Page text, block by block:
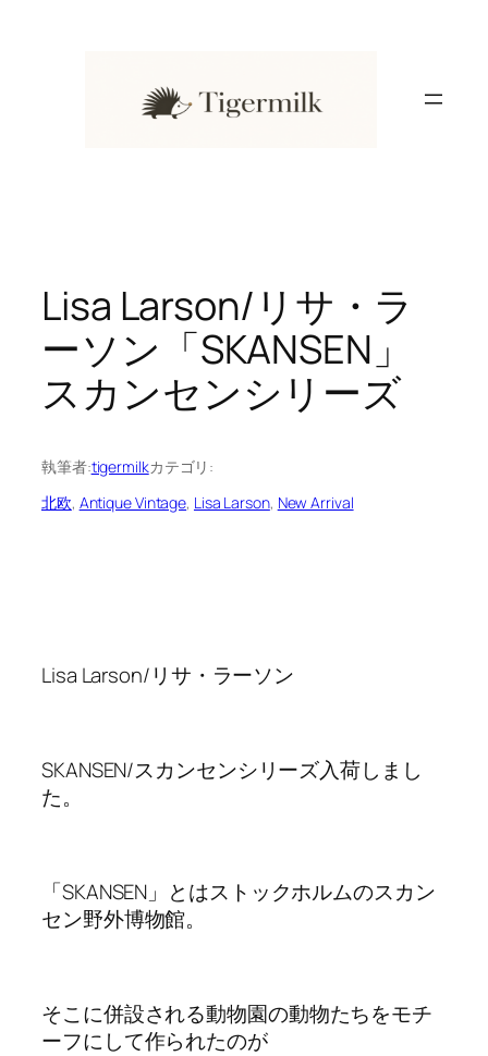
Lisa Larson/リサ・ラ
ーソン「SKANSEN」
スカンセンシリーズ
執筆者:tigermilkカテゴリ:
北欧, Antique Vintage, Lisa Larson, New Arrival
Lisa Larson/リサ・ラーソン
SKANSEN/スカンセンシリーズ入荷しまし
た。
「SKANSEN」とはストックホルムのスカン
セン野外博物館。
そこに併設される動物園の動物たちをモチ
ーフにして作られたのが